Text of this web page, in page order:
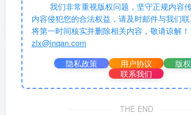
我们非常重视版权问题，坚守正规内容
内容侵犯您的合法权益，请及时邮件与我们
将第一时间核实并删除相关内容，敬请谅解！
zlx@inqan.com
隐私政策
用户协议
版
联系我们
THE END